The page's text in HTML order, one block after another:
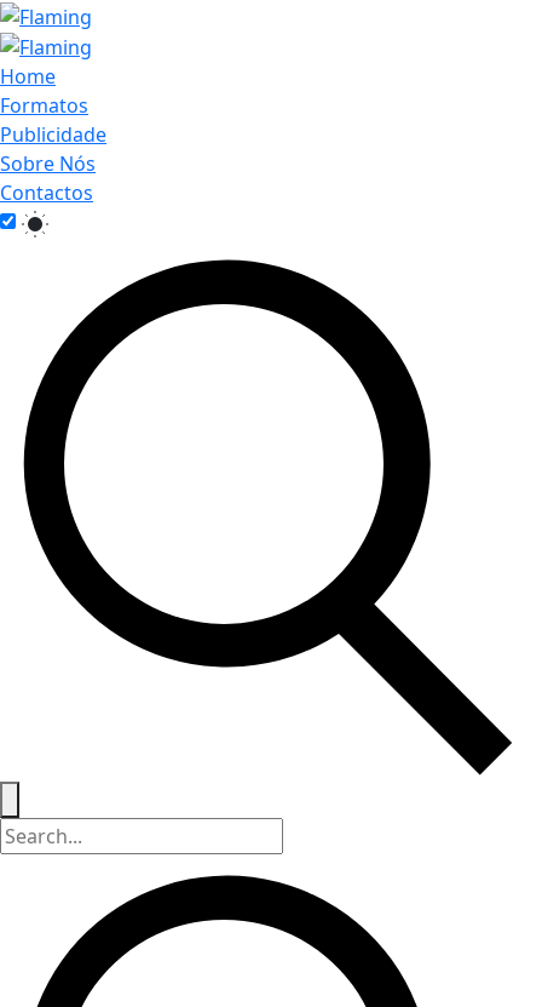
Home
Formatos
Publicidade
Sobre Nós
Contactos